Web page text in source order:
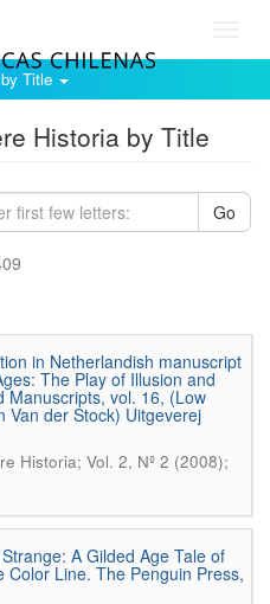
Title
Historia by Title
Go
in Netherlandish manuscript
The Play of Illusion and
Manuscripts, vol. 16, (Low
Van der Stock) Uitgeverej
Historia; Vol. 2, Nº 2 (2008);
A Gilded Age Tale of
Color Line. The Penguin Press,